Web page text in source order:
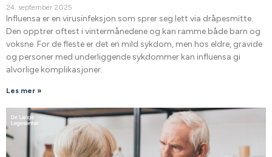
24. september 2025
Influensa er en virusinfeksjon som sprer seg lett via dråpesmitte.
Den opptrer oftest i vintermånedene og kan ramme både barn og
voksne. For de fleste er det en mild sykdom, men hos eldre, gravide
og personer med underliggende sykdommer kan influensa gi
alvorlige komplikasjoner.
Les mer »